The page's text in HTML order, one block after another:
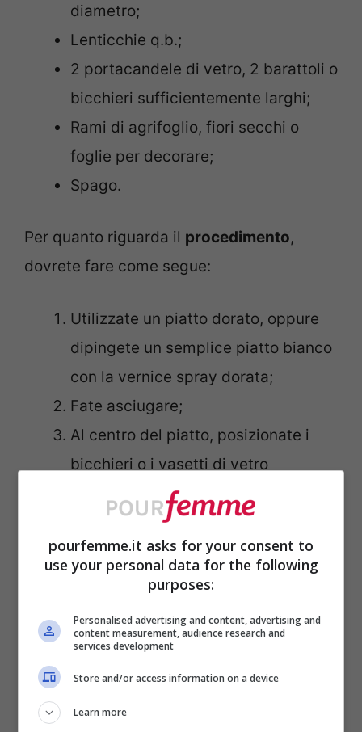
diametro;
Lenticchie q.b.;
2 portacandele di vetro, 2 barattoli o
bicchieri sufficientemente larghi;
Rami di agrifoglio, fiori secchi o
foglie per decorare;
Spago.
Per quanto riguarda il procedimento,
dovrete fare come segue:
Utilizzate un piatto dorato, oppure
dipingete un semplice piatto bianco
con la vernice spray dorata;
Fate asciugare;
Al centro del piatto, posizionate i
bicchieri o i vasetti di vetro
all’interno dei quali sistemerete le
candele e le lenticchie;
Prima di inserire le candele nei
vasetti, decoratele con dello spago
l’autunno;
pourfemme.it asks for your consent to
use your personal data for the following
purposes:
Personalised advertising and content, advertising and
content measurement, audience research and
services development
Store and/or access information on a device
Learn more